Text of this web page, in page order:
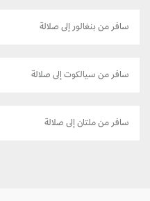
سافر من بنغالور إلى صلالة
سافر من سيالكوت إلى صلالة
سافر من ملتان إلى صلالة